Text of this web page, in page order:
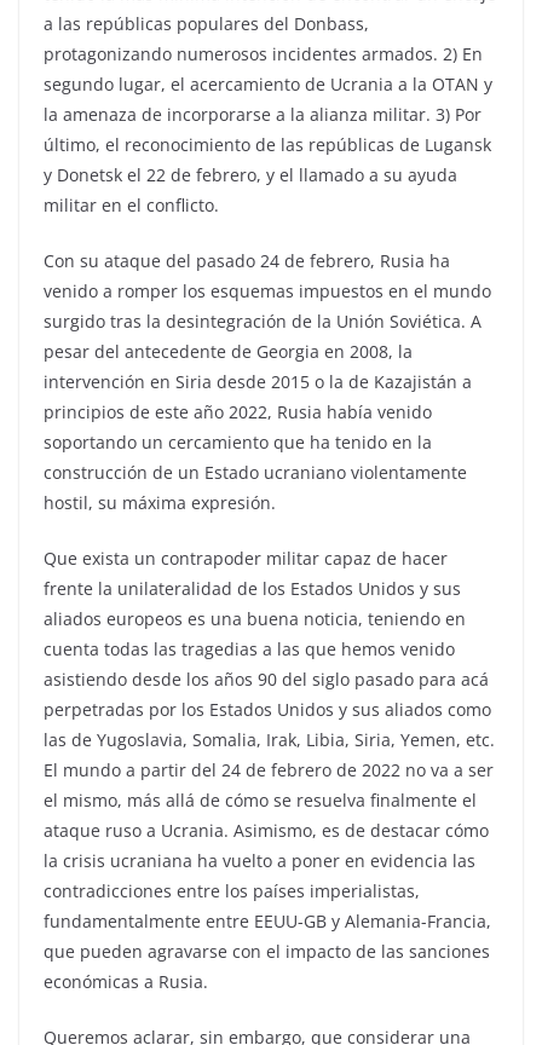
a las repúblicas populares del Donbass,
protagonizando numerosos incidentes armados. 2) En
segundo lugar, el acercamiento de Ucrania a la OTAN y
la amenaza de incorporarse a la alianza militar. 3) Por
último, el reconocimiento de las repúblicas de Lugansk
y Donetsk el 22 de febrero, y el llamado a su ayuda
militar en el conflicto.
Con su ataque del pasado 24 de febrero, Rusia ha
venido a romper los esquemas impuestos en el mundo
surgido tras la desintegración de la Unión Soviética. A
pesar del antecedente de Georgia en 2008, la
intervención en Siria desde 2015 o la de Kazajistán a
principios de este año 2022, Rusia había venido
soportando un cercamiento que ha tenido en la
construcción de un Estado ucraniano violentamente
hostil, su máxima expresión.
Que exista un contrapoder militar capaz de hacer
frente la unilateralidad de los Estados Unidos y sus
aliados europeos es una buena noticia, teniendo en
cuenta todas las tragedias a las que hemos venido
asistiendo desde los años 90 del siglo pasado para acá
perpetradas por los Estados Unidos y sus aliados como
las de Yugoslavia, Somalia, Irak, Libia, Siria, Yemen, etc.
El mundo a partir del 24 de febrero de 2022 no va a ser
el mismo, más allá de cómo se resuelva finalmente el
ataque ruso a Ucrania. Asimismo, es de destacar cómo
la crisis ucraniana ha vuelto a poner en evidencia las
contradicciones entre los países imperialistas,
fundamentalmente entre EEUU-GB y Alemania-Francia,
que pueden agravarse con el impacto de las sanciones
económicas a Rusia.
Queremos aclarar, sin embargo, que considerar una